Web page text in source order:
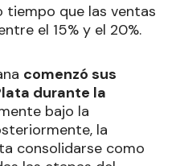
tiempo que las ventas
el 15% y el 20%.
comenzó sus
durante la
bajo la
la
consolidarse como